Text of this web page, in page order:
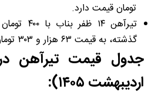
تومان قیمت دارد.
تیرآهن
گذشته، به قیمت ۶۳ هزار و ۳۰۳ تومان به فروش می‌رسد.
اردیبهشت ۱۴۰۵):